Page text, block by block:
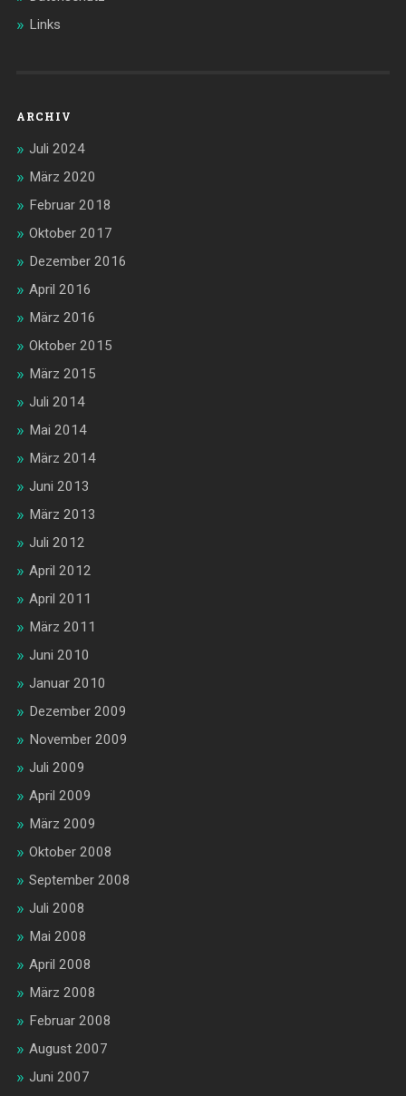
Links
ARCHIV
Juli 2024
März 2020
Februar 2018
Oktober 2017
Dezember 2016
April 2016
März 2016
Oktober 2015
März 2015
Juli 2014
Mai 2014
März 2014
Juni 2013
März 2013
Juli 2012
April 2012
April 2011
März 2011
Juni 2010
Januar 2010
Dezember 2009
November 2009
Juli 2009
April 2009
März 2009
Oktober 2008
September 2008
Juli 2008
Mai 2008
April 2008
März 2008
Februar 2008
August 2007
Juni 2007